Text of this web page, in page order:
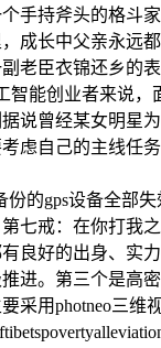
手持斧头的格斗
成长中父亲永远
老臣衣锦还乡的
智能创业者来说
说曾经某女明星
虑自己的主线任
份的gps设备全部
七戒：在你打我
良好的出身、
进。第三个是高
采用photneo三